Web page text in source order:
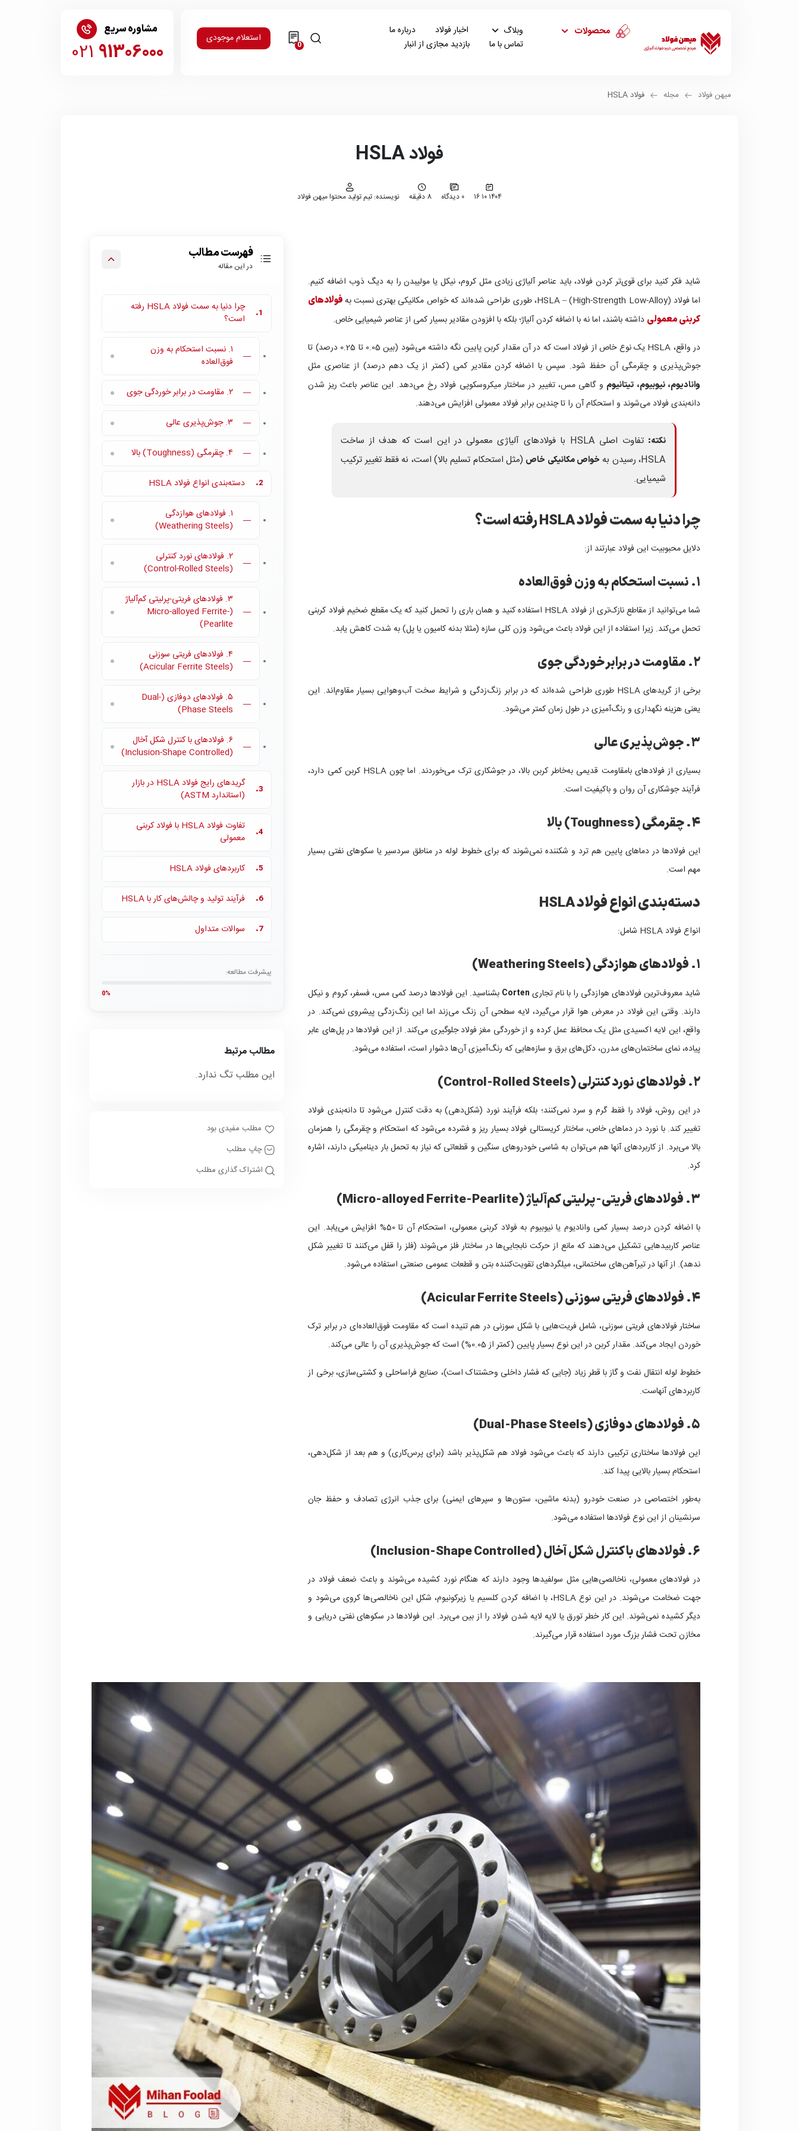
محصولات وبلاگ اخبار فولاد
درباره ما
تماس با ما
بازدید مجازی از انبار 0
استعلام موجودی
مشاوره سریع
021 91306000
فولاد HSLA مجله میهن فولاد
فولاد HSLA
۱۴۰۴ ۱۰ ۱۶ ۰ دیدگاه 8 دقیقه نویسنده: تیم تولید محتوا میهن فولاد
فهرست مطالب
در این مقاله
1.
چرا دنیا به سمت فولاد HSLA رفته
است؟
—
۱. نسبت استحکام به وزن
فوق‌العاده
— ۲. مقاومت در برابر خوردگی جوی
— ۳. جوش‌پذیری عالی
— ۴. چقرمگی (Toughness) بالا
2. دسته‌بندی انواع فولاد HSLA
—
۱. فولادهای هوازدگی
(Weathering Steels)
—
۲. فولادهای نورد کنترلی
(Control-Rolled Steels)
—
۳. فولادهای فریتی-پرلیتی کم‌آلیاژ
(Micro-alloyed Ferrite-
Pearlite)
—
۴. فولادهای فریتی سوزنی
(Acicular Ferrite Steels)
—
۵. فولادهای دوفازی (Dual-
Phase Steels)
—
۶. فولادهای با کنترل شکل آخال
(Inclusion-Shape Controlled)
3.
گریدهای رایج فولاد HSLA در بازار
(استاندارد ASTM)
4.
تفاوت فولاد HSLA با فولاد کربنی
معمولی
5. کاربردهای فولاد HSLA
6. فرآیند تولید و چالش‌های کار با HSLA
7. سوالات متداول
پیشرفت مطالعه:
0%
مطالب مرتبط
این مطلب تگ ندارد.
مطلب مفیدی بود
چاپ مطلب
اشتراک گذاری مطلب
شاید فکر کنید برای قوی‌تر کردن فولاد، باید عناصر آلیاژی زیادی مثل کروم، نیکل یا مولیبدن را به دیگ ذوب اضافه کنیم.
اما فولاد HSLA – (High-Strength Low-Alloy)، طوری طراحی شده‌اند که خواص مکانیکی بهتری نسبت به
فولادهای
کربنی معمولی داشته باشند، اما نه با اضافه کردن آلیاژ؛ بلکه با افزودن مقادیر بسیار کمی از عناصر شیمیایی خاص.
در واقع، HSLA یک نوع خاص از فولاد است که در آن مقدار کربن پایین نگه داشته می‌شود (بین 0.05 تا 0.25 درصد) تا
جوش‌پذیری و چقرمگی آن حفظ شود. سپس با اضافه کردن مقادیر کمی (کمتر از یک دهم درصد) از عناصری مثل
وانادیوم، نیوبیوم، تیتانیوم و گاهی مس، تغییر در ساختار میکروسکوپی فولاد رخ می‌دهد. این عناصر باعث ریز شدن
دانه‌بندی فولاد می‌شوند و استحکام آن را تا چندین برابر فولاد معمولی افزایش می‌دهند.
نکته:
تفاوت اصلی HSLA با فولادهای آلیاژی معمولی در این است که هدف از ساخت
HSLA، رسیدن به
خواص مکانیکی خاص (مثل استحکام تسلیم بالا) است، نه فقط تغییر ترکیب
شیمیایی.
چرا دنیا به سمت فولاد HSLA رفته است؟
دلایل محبوبیت این فولاد عبارتند از:
۱. نسبت استحکام به وزن فوق‌العاده
شما می‌توانید از مقاطع نازک‌تری از فولاد HSLA استفاده کنید و همان باری را تحمل کنید که یک مقطع ضخیم فولاد کربنی
تحمل می‌کند. زیرا استفاده از این فولاد باعث می‌شود وزن کلی سازه (مثلا بدنه کامیون یا پل) به شدت کاهش یابد.
۲. مقاومت در برابر خوردگی جوی
برخی از گریدهای HSLA طوری طراحی شده‌اند که در برابر زنگ‌زدگی و شرایط سخت آب‌وهوایی بسیار مقاوم‌اند. این
یعنی هزینه نگهداری و رنگ‌آمیزی در طول زمان کمتر می‌شود.
۳. جوش‌پذیری عالی
بسیاری از فولادهای بامقاومت قدیمی به‌خاطر کربن بالا، در جوشکاری ترک می‌خوردند. اما چون HSLA کربن کمی دارد،
فرآیند جوشکاری آن روان و باکیفیت است.
۴. چقرمگی (Toughness) بالا
این فولادها در دماهای پایین هم ترد و شکننده نمی‌شوند که برای خطوط لوله در مناطق سردسیر یا سکوهای نفتی بسیار
مهم است.
دسته‌بندی انواع فولاد HSLA
انواع فولاد HSLA شامل:
۱. فولادهای هوازدگی (Weathering Steels)
شاید معروف‌ترین فولادهای هوازدگی را با نام تجاری Corten بشناسید. این فولادها درصد کمی مس، فسفر، کروم و نیکل
دارند. وقتی این فولاد در معرض هوا قرار می‌گیرد، لایه سطحی آن زنگ می‌زند اما این زنگ‌زدگی پیشروی نمی‌کند. در
واقع، این لایه اکسیدی مثل یک محافظ عمل کرده و از خوردگی مغز فولاد جلوگیری می‌کند. از این فولادها در پل‌های عابر
پیاده، نمای ساختمان‌های مدرن، دکل‌های برق و سازه‌هایی که رنگ‌آمیزی آن‌ها دشوار است، استفاده می‌شود.
۲. فولادهای نورد کنترلی (Control-Rolled Steels)
در این روش، فولاد را فقط گرم و سرد نمی‌کنند؛ بلکه فرآیند نورد (شکل‌دهی) به دقت کنترل می‌شود تا دانه‌بندی فولاد
تغییر کند. با نورد در دماهای خاص، ساختار کریستالی فولاد بسیار ریز و فشرده می‌شود که استحکام و چقرمگی را همزمان
بالا می‌برد. از کاربردهای آنها هم می‌توان به شاسی خودروهای سنگین و قطعاتی که نیاز به تحمل بار دینامیکی دارند، اشاره
کرد.
۳. فولادهای فریتی-پرلیتی کم‌آلیاژ (Micro-alloyed Ferrite-Pearlite)
با اضافه کردن درصد بسیار کمی وانادیوم یا نیوبیوم به فولاد کربنی معمولی، استحکام آن تا 50% افزایش می‌یابد. این
عناصر کاربیدهایی تشکیل می‌دهند که مانع از حرکت نابجایی‌ها در ساختار فلز می‌شوند (فلز را قفل می‌کنند تا تغییر شکل
ندهد). از آنها در تیرآهن‌های ساختمانی، میلگردهای تقویت‌کننده بتن و قطعات عمومی صنعتی استفاده می‌شود.
۴. فولادهای فریتی سوزنی (Acicular Ferrite Steels)
ساختار فولادهای فریتی سوزنی، شامل فریت‌هایی با شکل سوزنی در هم تنیده است که مقاومت فوق‌العاده‌ای در برابر ترک
خوردن ایجاد می‌کند. مقدار کربن در این نوع بسیار پایین (کمتر از 0.05%) است که جوش‌پذیری آن را عالی می‌کند.
خطوط لوله انتقال نفت و گاز با قطر زیاد (جایی که فشار داخلی وحشتناک است)، صنایع فراساحلی و کشتی‌سازی، برخی از
کاربردهای آنهاست.
۵. فولادهای دوفازی (Dual-Phase Steels)
این فولادها ساختاری ترکیبی دارند که باعث می‌شود فولاد هم شکل‌پذیر باشد (برای پرس‌کاری) و هم بعد از شکل‌دهی،
استحکام بسیار بالایی پیدا کند.
به‌طور اختصاصی در صنعت خودرو (بدنه ماشین، ستون‌ها و سپرهای ایمنی) برای جذب انرژی تصادف و حفظ جان
سرنشینان از این نوع فولادها استفاده می‌شود.
۶. فولادهای با کنترل شکل آخال (Inclusion-Shape Controlled)
در فولادهای معمولی، ناخالصی‌هایی مثل سولفیدها وجود دارند که هنگام نورد کشیده می‌شوند و باعث ضعف فولاد در
جهت ضخامت می‌شوند. در این نوع HSLA، با اضافه کردن کلسیم یا زیرکونیوم، شکل این ناخالصی‌ها کروی می‌شود و
دیگر کشیده نمی‌شوند. این کار خطر تورق یا لایه لایه شدن فولاد را از بین می‌برد. این فولادها در سکوهای نفتی دریایی و
مخازن تحت فشار بزرگ مورد استفاده قرار می‌گیرند.